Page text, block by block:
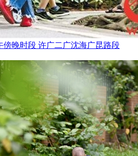
傍晚时段 许广二广沈海广昆路段